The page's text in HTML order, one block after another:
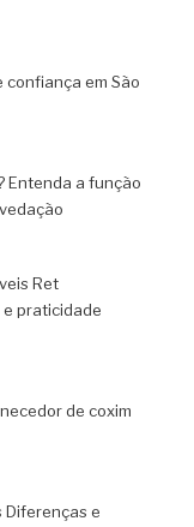
em São
Entenda a função
Ret
praticidade
de coxim
Diferenças e